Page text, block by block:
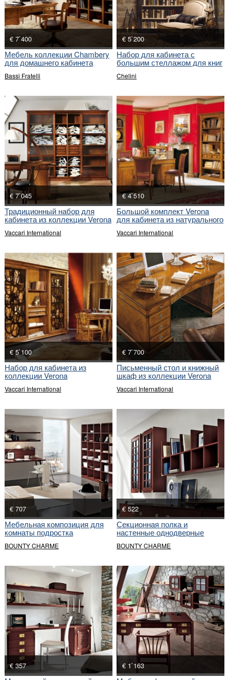
€ 7`400
Мебель коллекции Chambery
для домашнего кабинета
Bassi Fratelli
€ 5`200
Набор для кабинета с
большим стеллажом для книг
Chelini
€ 7`045
Традиционный набор для
кабинета из коллекции Verona
Vaccari International
€ 4`510
Большой комплект Verona
для кабинета из натурального
Vaccari International
€ 5`100
Набор для кабинета из
коллекции Verona
Vaccari International
€ 7`700
Письменный стол и книжный
шкаф из коллекции Verona
Vaccari International
€ 707
Мебельная композиция для
комнаты подростка
BOUNTY CHARME
€ 522
Секционная полка и
настенные однодверные
BOUNTY CHARME
€ 357 € 1`163